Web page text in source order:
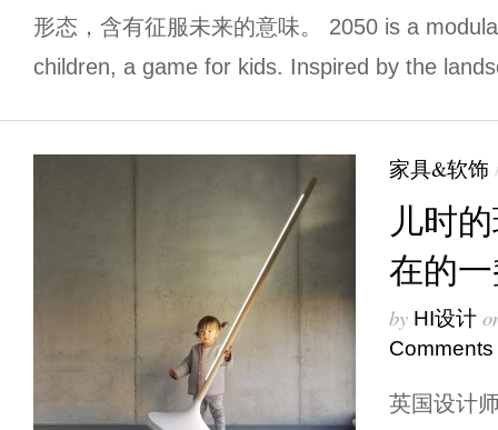
形态，含有征服未来的意味。 2050 is a
children, a game for kids. Inspired by the
家具&软饰
儿时
在的
by HI设计
Comments
英国设计